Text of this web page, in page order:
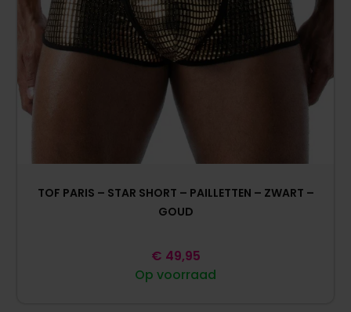
TOF PARIS – STAR SHORT – PAILLETTEN – ZWART –
GOUD
Op voorraad
€ 49,95